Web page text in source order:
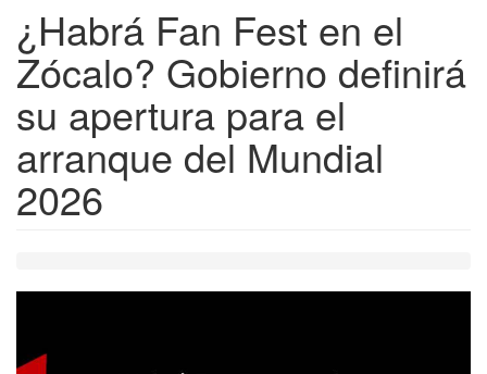
¿Habrá Fan Fest en el
Zócalo? Gobierno definirá
su apertura para el
arranque del Mundial
2026